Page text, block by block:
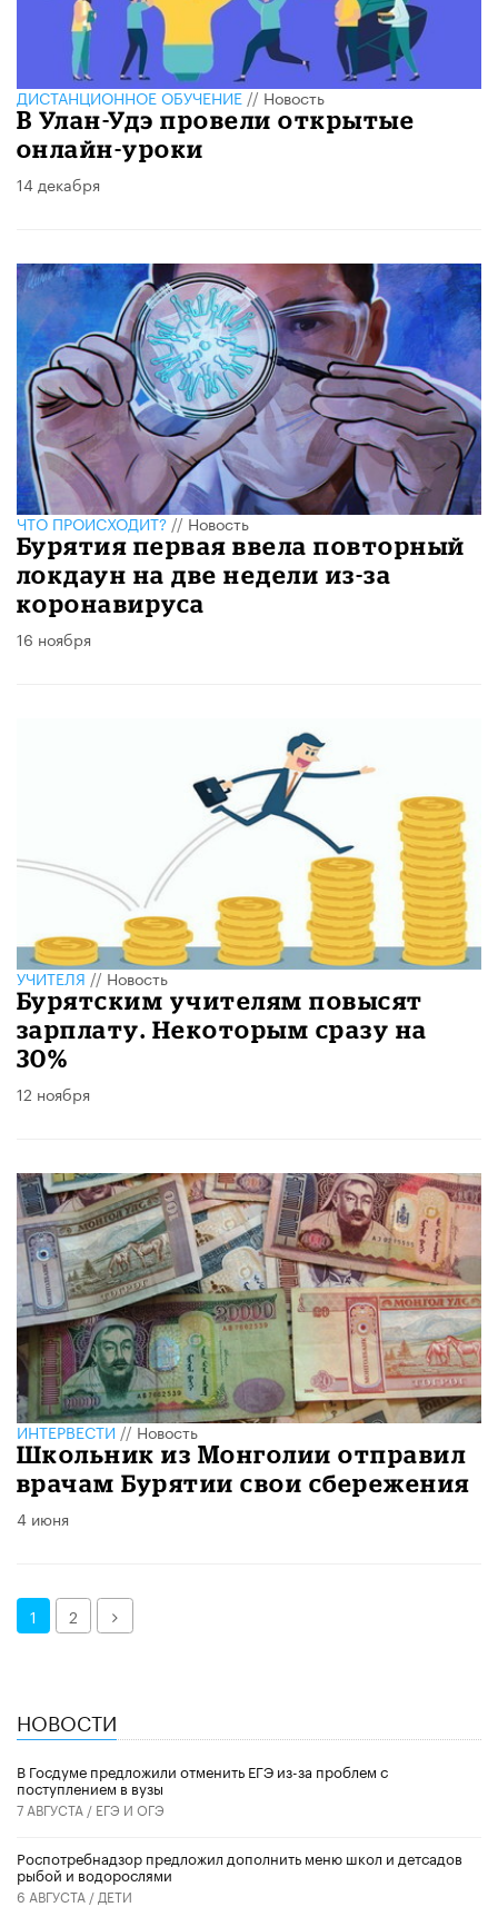
ДИСТАНЦИОННОЕ ОБУЧЕНИЕ//Новость
В Улан-Удэ провели открытые
онлайн-уроки
14 декабря
ЧТО ПРОИСХОДИТ?//Новость
Бурятия первая ввела повторный
локдаун на две недели из-за
коронавируса
16 ноября
УЧИТЕЛЯ//Новость
Бурятским учителям повысят
зарплату. Некоторым сразу на
30%
12 ноября
ИНТЕРВЕСТИ//Новость
Школьник из Монголии отправил
врачам Бурятии свои сбережения
4 июня
1 2 Далее
НОВОСТИ
В Госдуме предложили отменить ЕГЭ из-за проблем с
поступлением в вузы
7 АВГУСТА / ЕГЭ И ОГЭ
Роспотребнадзор предложил дополнить меню школ и детсадов
рыбой и водорослями
6 АВГУСТА / ДЕТИ